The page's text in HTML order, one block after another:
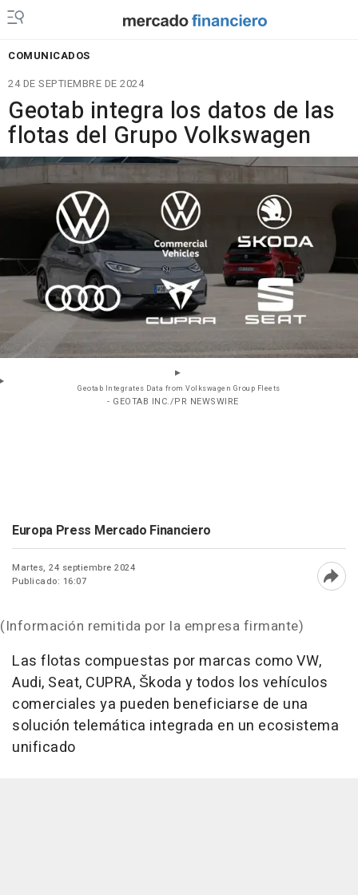
COMUNICADOS
24 DE SEPTIEMBRE DE 2024
Geotab integra los datos de las
flotas del Grupo Volkswagen
Geotab Integrates Data from Volkswagen Group Fleets
- GEOTAB INC./PR NEWSWIRE
Europa Press Mercado Financiero
Martes, 24 septiembre 2024
Publicado: 16:07
(Información remitida por la empresa firmante)
Las flotas compuestas por marcas como VW,
Audi, Seat, CUPRA, Škoda y todos los vehículos
comerciales ya pueden beneficiarse de una
solución telemática integrada en un ecosistema
unificado